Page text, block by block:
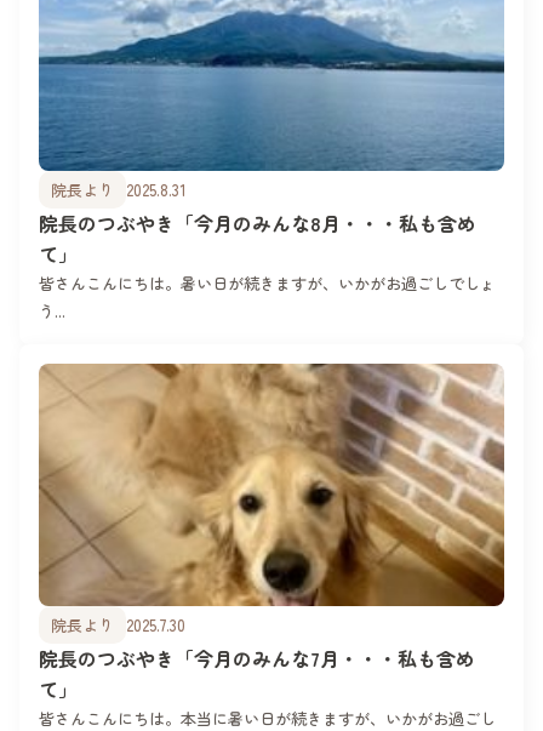
院長より 2025.8.31
院長のつぶやき「今月のみんな8月・・・私も含め
て」
皆さんこんにちは。暑い日が続きますが、いかがお過ごしでしょ
う...
院長より 2025.7.30
院長のつぶやき「今月のみんな7月・・・私も含め
て」
皆さんこんにちは。本当に暑い日が続きますが、いかがお過ごし